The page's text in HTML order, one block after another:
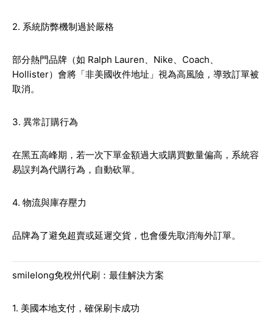
2. 系統防弊機制過於嚴格
部分熱門品牌（如 Ralph Lauren、Nike、Coach、
Hollister）會將「非美國收件地址」視為高風險，導致訂單被
取消。
3. 異常訂購行為
在黑五高峰期，若一次下單金額過大或購買數量偏高，系統容
易誤判為代購行為，自動砍單。
4. 物流與庫存壓力
品牌為了避免超賣或延遲交貨，也會優先取消海外訂單。
smilelong免稅州代刷：最佳解決方案
1. 美國本地支付，確保刷卡成功